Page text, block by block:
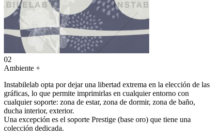
02
Ambiente +
Instabilelab opta por dejar una libertad extrema en la elección de las
gráficas, lo que permite imprimirlas en cualquier entorno con
cualquier soporte: zona de estar, zona de dormir, zona de baño,
ducha interior, exterior.
Una excepción es el soporte Prestige (base oro) que tiene una
colección dedicada.